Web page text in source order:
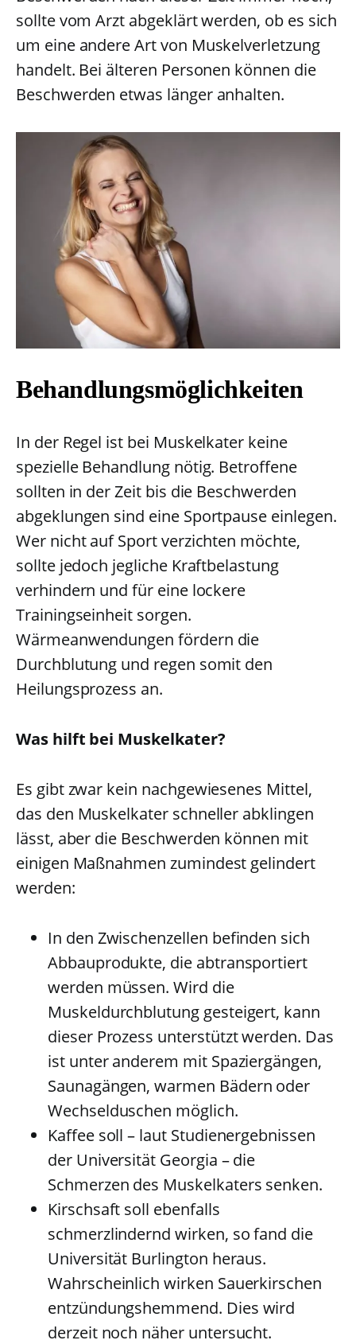
sollte vom Arzt abgeklärt werden, ob es sich
um eine andere Art von Muskelverletzung
handelt. Bei älteren Personen können die
Beschwerden etwas länger anhalten.
Behandlungsmöglichkeiten
In der Regel ist bei Muskelkater keine
spezielle Behandlung nötig. Betroffene
sollten in der Zeit bis die Beschwerden
abgeklungen sind eine Sportpause einlegen.
Wer nicht auf Sport verzichten möchte,
sollte jedoch jegliche Kraftbelastung
verhindern und für eine lockere
Trainingseinheit sorgen.
Wärmeanwendungen fördern die
Durchblutung und regen somit den
Heilungsprozess an.
Was hilft bei Muskelkater?
Es gibt zwar kein nachgewiesenes Mittel,
das den Muskelkater schneller abklingen
lässt, aber die Beschwerden können mit
einigen Maßnahmen zumindest gelindert
werden:
In den Zwischenzellen befinden sich
Abbauprodukte, die abtransportiert
werden müssen. Wird die
Muskeldurchblutung gesteigert, kann
dieser Prozess unterstützt werden. Das
ist unter anderem mit Spaziergängen,
Saunagängen, warmen Bädern oder
Wechselduschen möglich.
Kaffee soll – laut Studienergebnissen
der Universität Georgia – die
Schmerzen des Muskelkaters senken.
Kirschsaft soll ebenfalls
schmerzlindernd wirken, so fand die
Universität Burlington heraus.
Wahrscheinlich wirken Sauerkirschen
entzündungshemmend. Dies wird
derzeit noch näher untersucht.